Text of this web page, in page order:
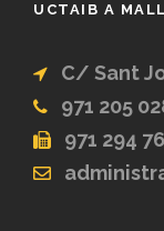
UCTAIB A
C/ Sant
971 205
971 294